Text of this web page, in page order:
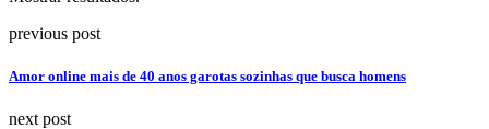
previous post
Amor online mais de 40 anos garotas sozinhas que busca homens
next post